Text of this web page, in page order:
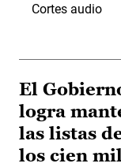
Cortes audio
El
logra
las listas
los cien